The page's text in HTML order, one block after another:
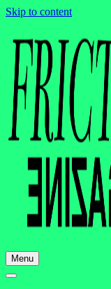
Skip to content
Menu